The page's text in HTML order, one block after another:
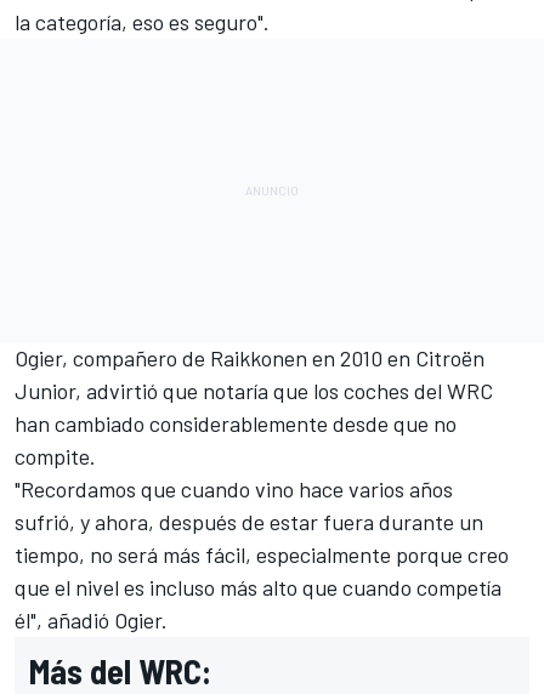
la categoría, eso es seguro".
Ogier, compañero de Raikkonen en 2010 en Citroën
Junior, advirtió que notaría que los coches del WRC
han cambiado considerablemente desde que no
compite.
"Recordamos que cuando vino hace varios años
sufrió, y ahora, después de estar fuera durante un
tiempo, no será más fácil, especialmente porque creo
que el nivel es incluso más alto que cuando competía
él", añadió Ogier.
Más del WRC: